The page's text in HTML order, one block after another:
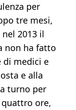
per
tre mesi,
2013 il
non ha fatto
di medici e
e alla
turno per
ore,